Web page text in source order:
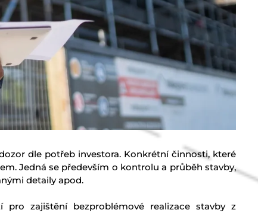
dle potřeb investora. Konkrétní činnosti, které
Jedná se především o kontrolu a průběh stavby,
detaily apod.
pro zajištění bezproblémové realizace stavby z